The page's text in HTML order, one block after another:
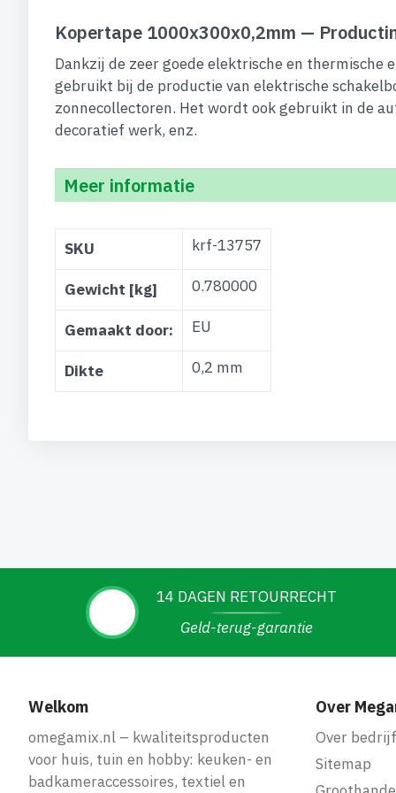
Kopertape 1000x300x0,2mm —
Dankzij de zeer goede elektrische en
gebruikt bij de productie van elektrische
zonnecollectoren. Het wordt ook gebruikt in de
decoratief werk, enz.
Meer informatie
informatie
SKU krf-13757
Gewicht [kg] 0.780000
Gemaakt door: EU
Dikte 0,2 mm
14 DAGEN RETOURRECHT
Geld-terug-garantie
Welkom
omegamix.nl – kwaliteitsproducten
voor huis, tuin en hobby: keuken- en
badkameraccessoires, textiel en
Over
Over bedrijf
Sitemap